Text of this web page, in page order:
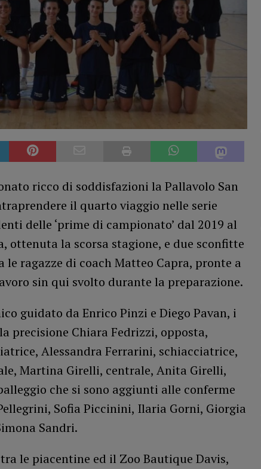
ricco di soddisfazioni la Pallavolo San
il quarto viaggio nelle serie
delle ‘prime di campionato’ dal 2019 al
ottenuta la scorsa stagione, e due sconfitte
le ragazze di coach Matteo Capra, pronte a
sin qui svolto durante la preparazione.
guidato da Enrico Pinzi e Diego Pavan, i
precisione Chiara Fedrizzi, opposta,
Alessandra Ferrarini, schiacciatrice,
Martina Girelli, centrale, Anita Girelli,
che si sono aggiunti alle conferme
Sofia Piccinini, Ilaria Gorni, Giorgia
Sandri.
le piacentine ed il Zoo Bautique Davis,